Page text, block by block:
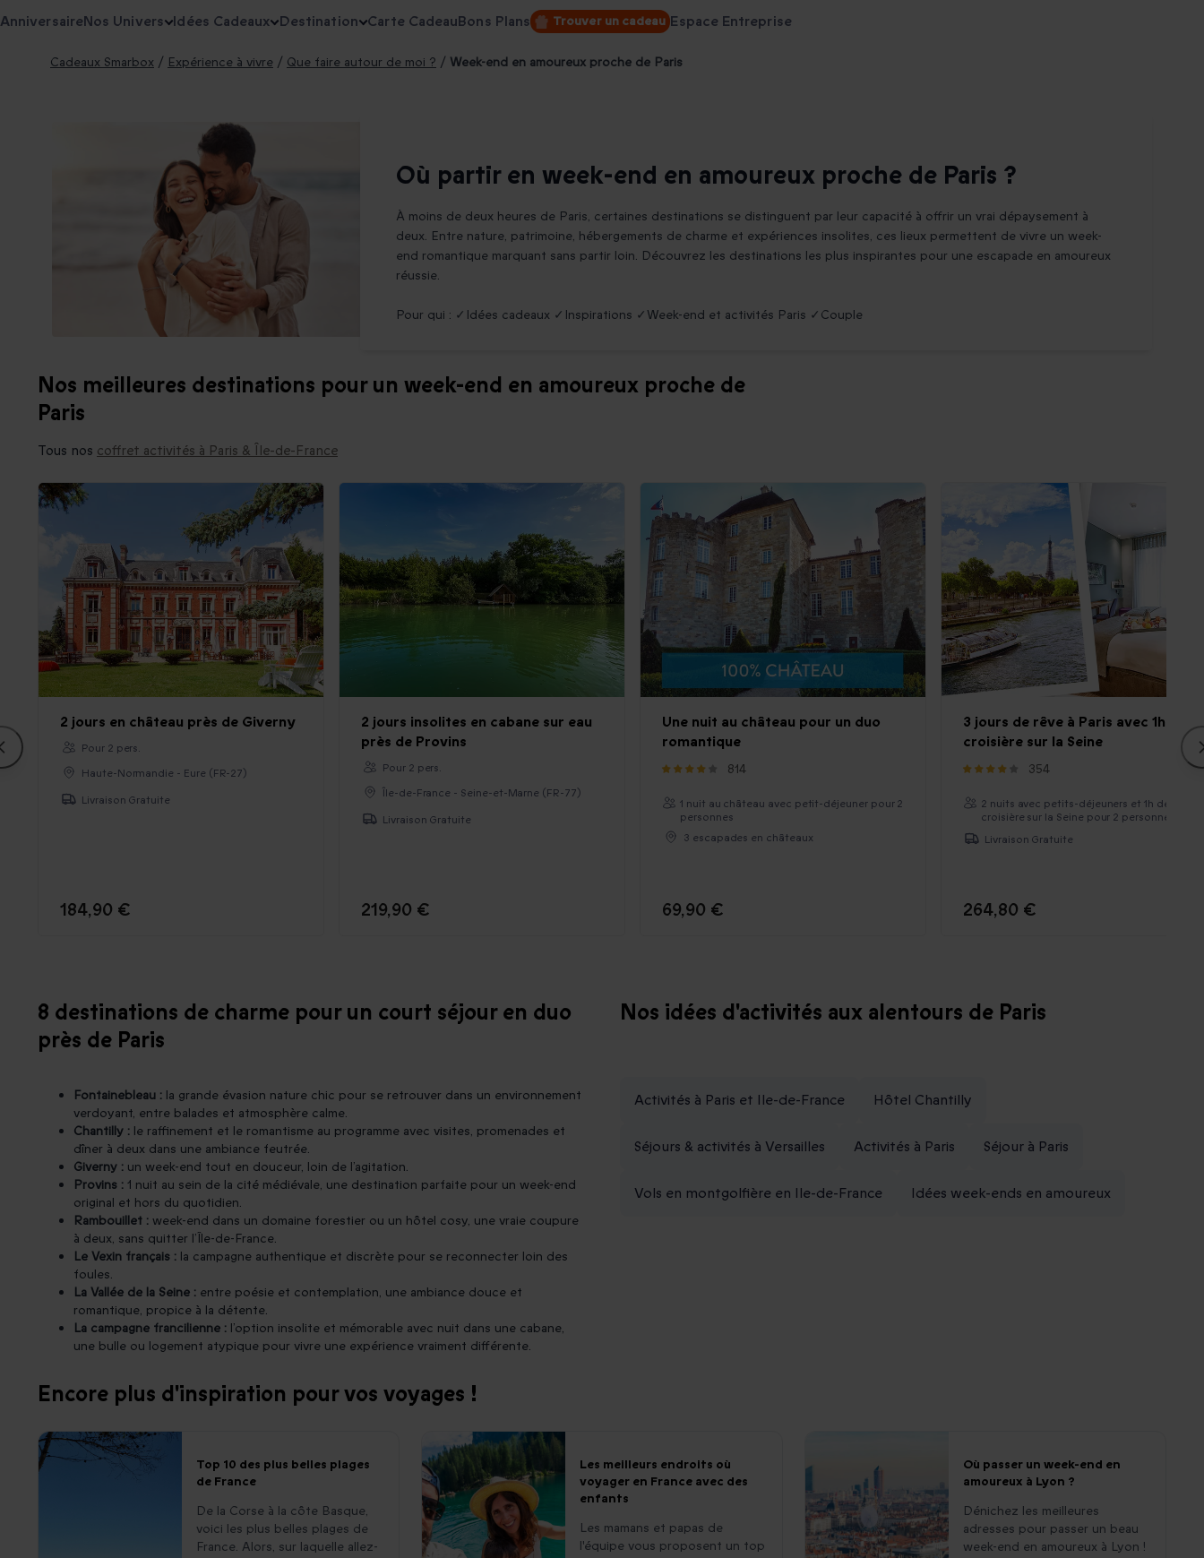
AnniversaireNos Univers Idées Cadeaux Destination Carte CadeauBons Plans Trouver un cadeau Espace Entreprise
Cadeaux Smarbox / Expérience à vivre / Que faire autour de moi ? / Week-end en amoureux proche de Paris
Où partir en week-end en amoureux proche de Paris ?
À moins de deux heures de Paris, certaines destinations se distinguent par leur capacité à offrir un vrai dépaysement à
deux. Entre nature, patrimoine, hébergements de charme et expériences insolites, ces lieux permettent de vivre un week-
end romantique marquant sans partir loin. Découvrez les destinations les plus inspirantes pour une escapade en amoureux
réussie.
Pour qui : ✓Idées cadeaux ✓Inspirations ✓Week-end et activités Paris ✓Couple
Nos meilleures destinations pour un week-end en amoureux proche de
Paris
Tous nos coffret activités à Paris & Île-de-France
2 jours en château près de Giverny
Pour 2 pers.
Haute-Normandie - Eure (FR-27)
Livraison Gratuite
184,90 €
2 jours insolites en cabane sur eau
près de Provins
Pour 2 pers.
Île-de-France - Seine-et-Marne (FR-77)
Livraison Gratuite
219,90 €
Une nuit au château pour un duo
romantique
814
1 nuit au château avec petit-déjeuner pour 2
personnes
3 escapades en châteaux
69,90 €
3 jours de rêve à Paris avec 1h de
croisière sur la Seine
354
2 nuits avec petits-déjeuners et 1h de
croisière sur la Seine pour 2 personnes
Livraison Gratuite
264,80 €
8 destinations de charme pour un court séjour en duo
près de Paris
Fontainebleau : la grande évasion nature chic pour se retrouver dans un environnement
verdoyant, entre balades et atmosphère calme.
Chantilly : le raffinement et le romantisme au programme avec visites, promenades et
dîner à deux dans une ambiance feutrée.
Giverny : un week-end tout en douceur, loin de l’agitation.
Provins : 1 nuit au sein de la cité médiévale, une destination parfaite pour un week-end
original et hors du quotidien.
Rambouillet : week-end dans un domaine forestier ou un hôtel cosy, une vraie coupure
à deux, sans quitter l’Île-de-France.
Le Vexin français : la campagne authentique et discrète pour se reconnecter loin des
foules.
La Vallée de la Seine : entre poésie et contemplation, une ambiance douce et
romantique, propice à la détente.
La campagne francilienne : l’option insolite et mémorable avec nuit dans une cabane,
une bulle ou logement atypique pour vivre une expérience vraiment différente.
Nos idées d'activités aux alentours de Paris
Activités à Paris et Ile-de-France Hôtel Chantilly
Séjours & activités à Versailles Activités à Paris Séjour à Paris
Vols en montgolfière en Ile-de-France Idées week-ends en amoureux
Encore plus d'inspiration pour vos voyages !
Top 10 des plus belles plages
de France
De la Corse à la côte Basque,
voici les plus belles plages de
France. Alors, sur laquelle allez-
Les meilleurs endroits où
voyager en France avec des
enfants
Les mamans et papas de
l'équipe vous proposent un top
Où passer un week-end en
amoureux à Lyon ?
Dénichez les meilleures
adresses pour passer un beau
week-end en amoureux à Lyon !